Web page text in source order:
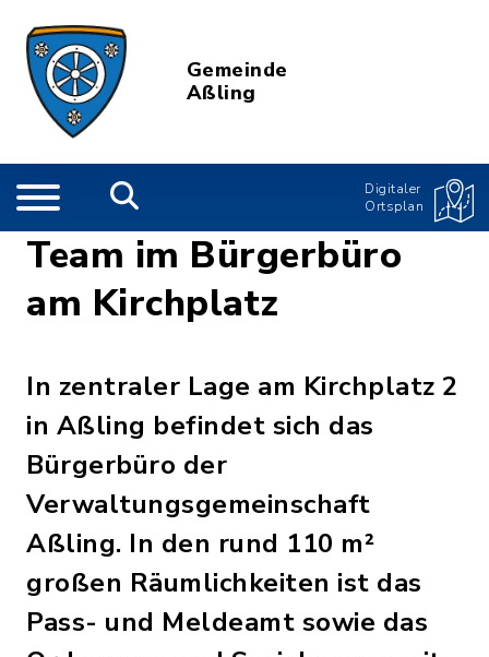
Gemeinde
Aßling
Digitaler
Ortsplan
Team im Bürgerbüro
am Kirchplatz
In zentraler Lage am Kirchplatz 2
in Aßling befindet sich das
Bürgerbüro der
Verwaltungsgemeinschaft
Aßling. In den rund 110 m²
großen Räumlichkeiten ist das
Pass- und Meldeamt sowie das